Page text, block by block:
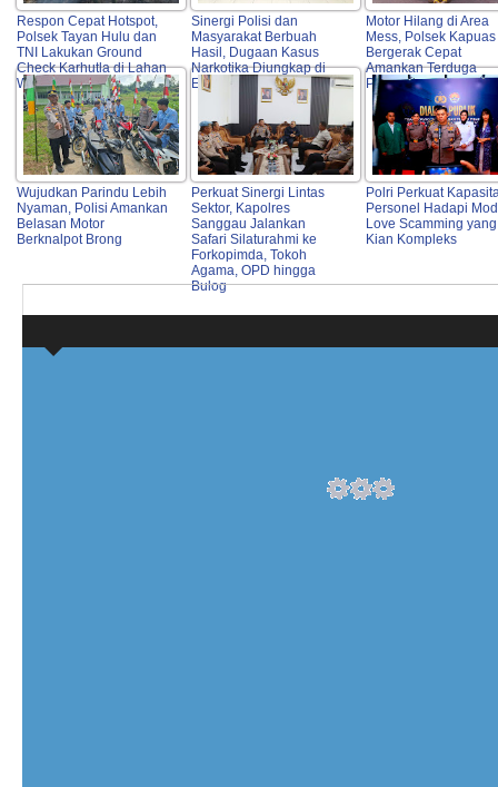
Respon Cepat Hotspot,
Polsek Tayan Hulu dan
TNI Lakukan Ground
Check Karhutla di Lahan
Warga
Sinergi Polisi dan
Masyarakat Berbuah
Hasil, Dugaan Kasus
Narkotika Diungkap di
Entikong
Motor Hilang di Area
Mess, Polsek Kapuas
Bergerak Cepat
Amankan Terduga
Pelaku
Wujudkan Parindu Lebih
Nyaman, Polisi Amankan
Belasan Motor
Berknalpot Brong
Perkuat Sinergi Lintas
Sektor, Kapolres
Sanggau Jalankan
Safari Silaturahmi ke
Forkopimda, Tokoh
Agama, OPD hingga
Bulog
Polri Perkuat
Personel Hadapi
Love Scamming yang
Kian Kompleks